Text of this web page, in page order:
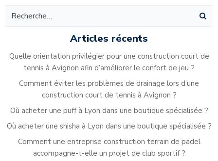
des
articles
articles
Articles récents
Quelle orientation privilégier pour une construction court de
tennis à Avignon afin d’améliorer le confort de jeu ?
Comment éviter les problèmes de drainage lors d’une
construction court de tennis à Avignon ?
Où acheter une puff à Lyon dans une boutique spécialisée ?
Où acheter une shisha à Lyon dans une boutique spécialisée ?
Comment une entreprise construction terrain de padel
accompagne-t-elle un projet de club sportif ?